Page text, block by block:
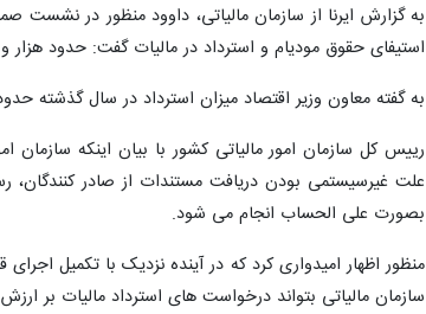
به گزارش ایرنا از سازمان مالیاتی، داوود منظور در نشست
استیفای حقوق مودیام و استرداد در مالیات گفت: حدود هزار
به گفته معاون وزیر اقتصاد میزان استرداد در سال گذشته حدود هفت هزار میلیارد تومان، در سال ۱۳۹۹ حدود سه هزار
رییس کل سازمان امور مالیاتی کشور با بیان اینکه سازمان
بصورت علی الحساب انجام می شود.
منظور اظهار امیدواری کرد که در آینده نزدیک با تکمیل
سازمان مالیاتی بتواند درخواست های استرداد مالیات بر ارزش افزوده را در اجرای ماده ۸ قانون ارزش